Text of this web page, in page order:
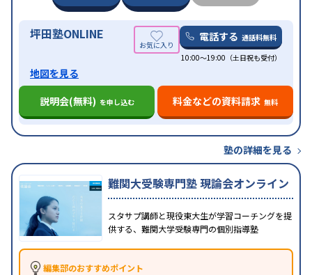
の子どもに対応
坪田塾ONLINE 電話する 通話料無料
10:00～19:00（土日祝も受付）
地図を見る
説明会(無料) を申し込む 料金などの資料請求 無料
塾の詳細を見る
難関大受験専門塾 現論会オンライン
スタサプ講師と現役東大生が学習コーチングを提
供する、難関大学受験専門の個別指導塾
編集部のおすすめポイント